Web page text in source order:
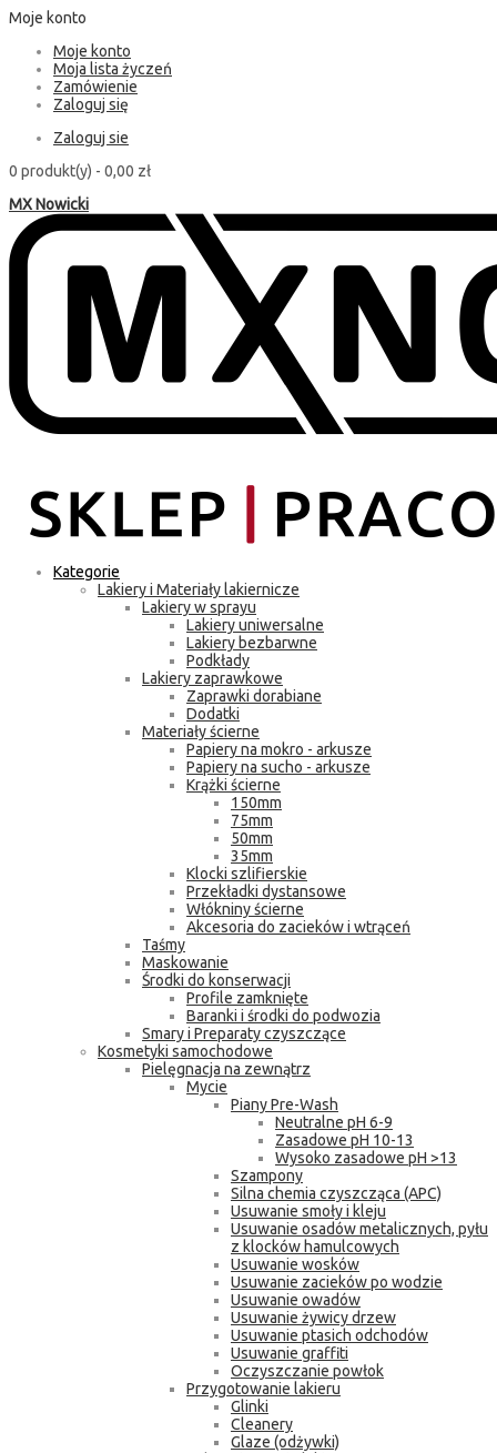
Moje konto
Moje konto
Moja lista życzeń
Zamówienie
Zaloguj się
Zaloguj sie
0 produkt(y) - 0,00 zł
MX Nowicki
Kategorie
Lakiery i Materiały lakiernicze
Lakiery w sprayu
Lakiery uniwersalne
Lakiery bezbarwne
Podkłady
Lakiery zaprawkowe
Zaprawki dorabiane
Dodatki
Materiały ścierne
Papiery na mokro - arkusze
Papiery na sucho - arkusze
Krążki ścierne
150mm
75mm
50mm
35mm
Klocki szlifierskie
Przekładki dystansowe
Włókniny ścierne
Akcesoria do zacieków i wtrąceń
Taśmy
Maskowanie
Środki do konserwacji
Profile zamknięte
Baranki i środki do podwozia
Smary i Preparaty czyszczące
Kosmetyki samochodowe
Pielęgnacja na zewnątrz
Mycie
Piany Pre-Wash
Neutralne pH 6-9
Zasadowe pH 10-13
Wysoko zasadowe pH >13
Szampony
Silna chemia czyszcząca (APC)
Usuwanie smoły i kleju
Usuwanie osadów metalicznych, pyłu
z klocków hamulcowych
Usuwanie wosków
Usuwanie zacieków po wodzie
Usuwanie owadów
Usuwanie żywicy drzew
Usuwanie ptasich odchodów
Usuwanie graffiti
Oczyszczanie powłok
Przygotowanie lakieru
Glinki
Cleanery
Glaze (odżywki)